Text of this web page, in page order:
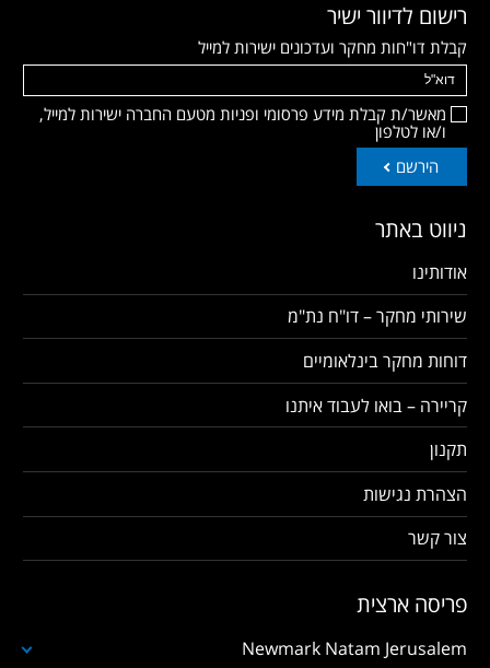
רישום לדיוור ישיר
קבלת דו"חות מחקר ועדכונים ישירות למייל
מאשר/ת קבלת מידע פרסומי ופניות מטעם החברה ישירות למייל,
ו/או לטלפון
הירשם
ניווט באתר
אודותינו
שירותי מחקר – דו"ח נת"מ
דוחות מחקר בינלאומיים
קריירה – בואו לעבוד איתנו
תקנון
הצהרת נגישות
צור קשר
פריסה ארצית
Newmark Natam Jerusalem